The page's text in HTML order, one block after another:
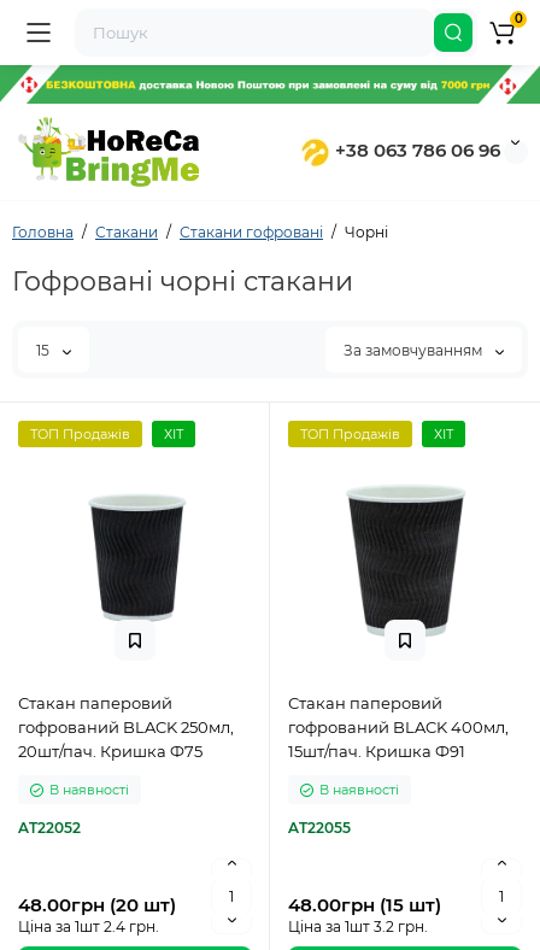
+38 063 786 06 96
0
Головна Стакани Стакани гофровані Чорні
Гофровані чорні стакани
15 За замовчуванням
ТОП Продажів ХІТ
Стакан паперовий
гофрований BLACK 250мл,
20шт/пач. Кришка Ф75
В наявності
AT22052
48.00грн (20 шт)
Ціна за 1шт 2.4 грн.
ТОП Продажів ХІТ
Стакан паперовий
гофрований BLACK 400мл,
15шт/пач. Кришка Ф91
В наявності
AT22055
48.00грн (15 шт)
Ціна за 1шт 3.2 грн.